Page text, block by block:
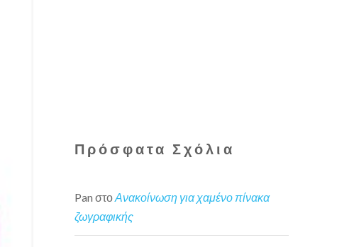
Πρόσφατα Σχόλια
Pan στοΑνακοίνωση για χαμένο πίνακα
ζωγραφικής